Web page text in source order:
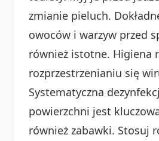
zmianie pieluch.
owoców i warzyw przed
również istotne. Higiena
rozprzestrzenianiu się
Systematyczna
powierzchni jest
również zabawki. Stosuj